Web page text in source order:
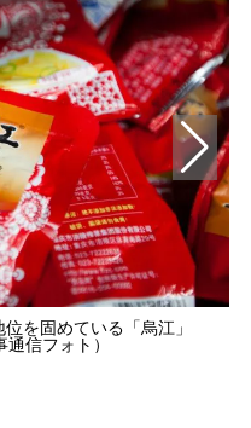
を固めている「烏江」
通信フォト）